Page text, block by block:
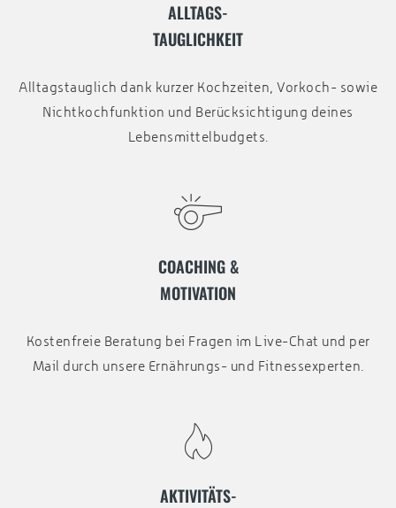
ALLTAGS-
TAUGLICHKEIT
Alltagstauglich dank kurzer Kochzeiten, Vorkoch- sowie
Nichtkochfunktion und Berücksichtigung deines
Lebensmittelbudgets.
COACHING &
MOTIVATION
Kostenfreie Beratung bei Fragen im Live-Chat und per
Mail durch unsere Ernährungs- und Fitnessexperten.
AKTIVITÄTS-